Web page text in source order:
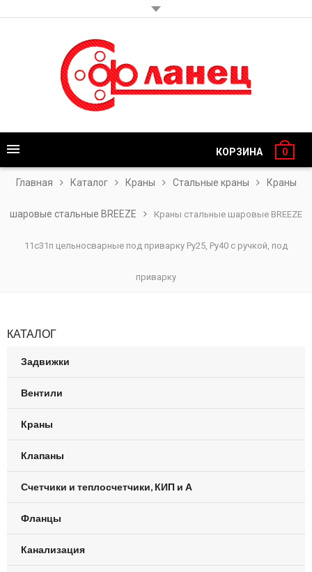
КОРЗИНА 0
Главная Каталог Краны Стальные краны Краны
шаровые стальные BREEZE Краны стальные шаровые BREEZE
11c31п цельносварные под приварку Ру25, Ру40 с ручкой, под
приварку
КАТАЛОГ
Задвижки
Вентили
Краны
Клапаны
Счетчики и теплосчетчики, КИП и А
Фланцы
Канализация